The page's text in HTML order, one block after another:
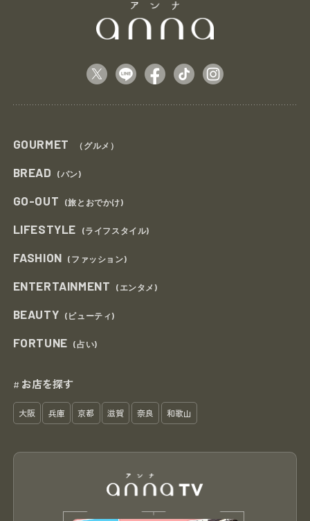
GOURMET （グルメ）
BREAD (パン)
GO-OUT (旅とおでかけ)
LIFESTYLE (ライフスタイル)
FASHION (ファッション)
ENTERTAINMENT (エンタメ)
BEAUTY (ビューティ)
FORTUNE (占い)
# お店を探す
大阪 兵庫 京都 滋賀 奈良 和歌山